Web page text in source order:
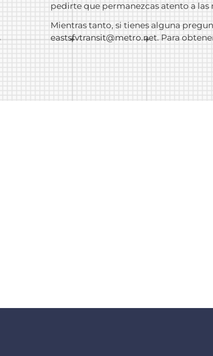
pedirte que permanezcas atento a las
Mientras tanto, si tienes alguna
eastsfvtransit@metro.net. Para